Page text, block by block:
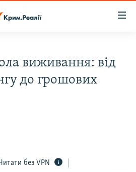
виживання: від
до грошових
без VPN